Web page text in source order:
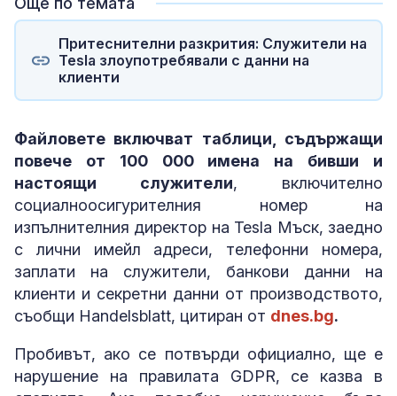
Притеснителни разкрития: Служители на
Tesla злоупотребявали с данни на
клиенти
Файловете включват таблици, съдържащи
повече от 100 000 имена на бивши и
настоящи служители, включително
социалноосигурителния номер на
изпълнителния директор на Tesla Мъск, заедно
с лични имейл адреси, телефонни номера,
заплати на служители, банкови данни на
клиенти и секретни данни от производството,
съобщи Handelsblatt, цитиран от dnes.bg.
Пробивът, ако се потвърди официално, ще е
нарушение на правилата GDPR, се казва в